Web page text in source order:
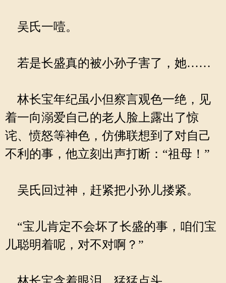
吴氏一噎。
若是长盛真的被小孙子害了，她……
林长宝年纪虽小但察言观色一绝，见
着一向溺爱自己的老人脸上露出了惊
诧、愤怒等神色，仿佛联想到了对自己
不利的事，他立刻出声打断：“祖母！”
吴氏回过神，赶紧把小孙儿搂紧。
“宝儿肯定不会坏了长盛的事，咱们宝
儿聪明着呢，对不对啊？”